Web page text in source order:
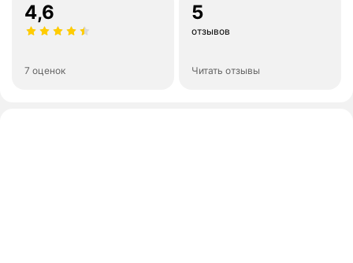
4,6
7 оценок
5
отзывов
Читать отзывы